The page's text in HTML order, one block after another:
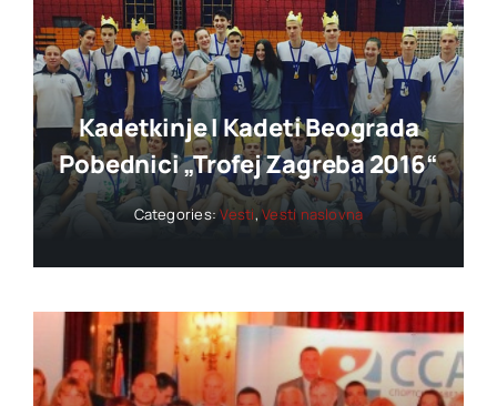
Kadetkinje I Kadeti Beograda
Pobednici „trofej Zagreba 2016“
Categories:Vesti,Vesti naslovna